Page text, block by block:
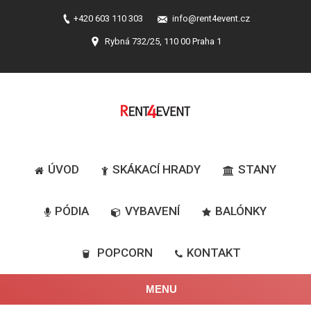
+420 603 110 303 info@rent4event.cz
Rybná 732/25, 110 00 Praha 1
ÚVOD SKÁKACÍ HRADY STANY
PÓDIA VYBAVENÍ BALÓNKY
POPCORN KONTAKT
MENU